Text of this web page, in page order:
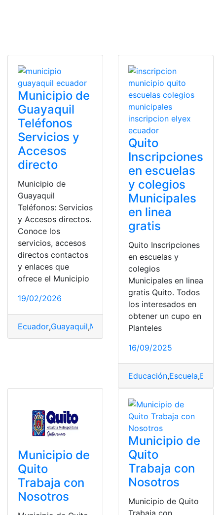
Municipio de
Guayaquil
Teléfonos
Servicios y
Accesos
directo
Municipio de
Guayaquil
Teléfonos: Servicios
y Accesos directos.
Conoce los
servicios, accesos
directos contactos
y enlaces que
ofrece el Municipio
19/02/2026
Ecuador,Guayaquil,Municipio Servicios
Quito
Inscripciones
en escuelas
y colegios
Municipales
en linea
gratis
Quito Inscripciones
en escuelas y
colegios
Municipales en linea
gratis Quito. Todos
los interesados en
obtener un cupo en
Planteles
16/09/2025
Educación,Escuela,
Municipio de
Quito
Trabaja con
Nosotros
Municipio de
Quito
Trabaja con
Nosotros
Municipio de Quito
Trabaja con